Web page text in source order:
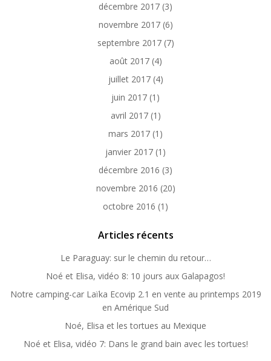
décembre 2017 (3)
novembre 2017(6)
septembre 2017(7)
août 2017(4)
juillet 2017(4)
juin 2017 (1)
avril 2017(1)
mars 2017 (1)
janvier 2017 (1)
décembre 2016 (3)
novembre 2016 (20)
octobre 2016 (1)
Articles récents
Le Paraguay: sur le chemin du retour…
Noé et Elisa, vidéo 8: 10 jours aux Galapagos!
Notre camping-car Laïka Ecovip 2.1 en vente au printemps 2019
en Amérique Sud
Noé, Elisa et les tortues au Mexique
Noé et Elisa, vidéo 7: Dans le grand bain avec les tortues!